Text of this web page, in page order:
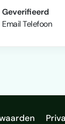
Geverifieerd
Email Telefoon